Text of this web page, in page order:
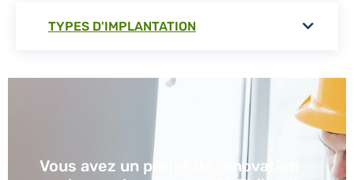
TYPES D'IMPLANTATION
Vous avez un projet de rénovation